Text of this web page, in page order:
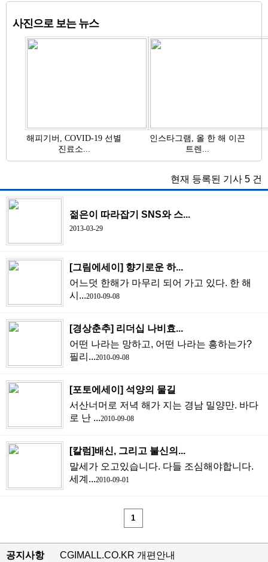
사진으로 보는 뉴스
해피기버, COVID-19 선별
진료소...
인스타그램, 올 한 해 이끈
트렌...
현재 등록된 기사 5 건
젊은이 따라잡기 SNS와 스...
2013-03-29
[그림에세이] 향기로운 하...
어느덧 한해가 마무리 되어 가고 있다. 한 해
시...2010-09-08
[경상춘추] 리더십 나비효...
어떤 나라는 망하고, 어떤 나라는 흥하는가?
필리...2010-09-08
[포토에세이] 석양의 물길
서산너머로 저녁 해가 지는 경남 밀양만. 바다
로 난 ...2010-09-08
[칼럼]배신, 그리고 불신의...
말세가 오고있습니다. 다들 조심해야합니다.
세계...2010-09-01
1
공지사항 CGIMALL.CO.KR 개편안내